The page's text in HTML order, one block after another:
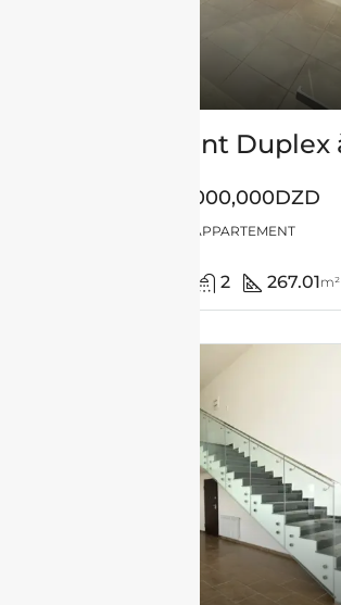
55,000,000DZD
APPARTEMENT
2 267.01m²